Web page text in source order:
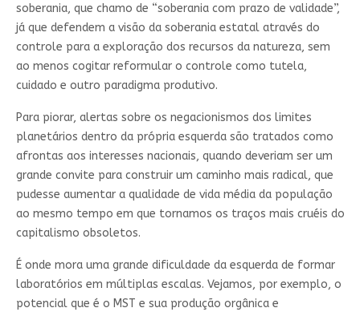
soberania, que chamo de “soberania com prazo de validade”,
já que defendem a visão da soberania estatal através do
controle para a exploração dos recursos da natureza, sem
ao menos cogitar reformular o controle como tutela,
cuidado e outro paradigma produtivo.
Para piorar, alertas sobre os negacionismos dos limites
planetários dentro da própria esquerda são tratados como
afrontas aos interesses nacionais, quando deveriam ser um
grande convite para construir um caminho mais radical, que
pudesse aumentar a qualidade de vida média da população
ao mesmo tempo em que tornamos os traços mais cruéis do
capitalismo obsoletos.
É onde mora uma grande dificuldade da esquerda de formar
laboratórios em múltiplas escalas. Vejamos, por exemplo, o
potencial que é o MST e sua produção orgânica e